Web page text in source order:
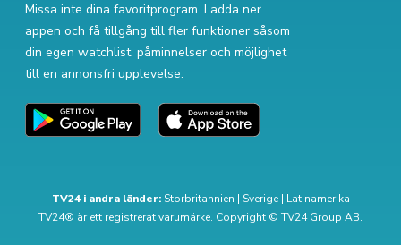
Missa inte dina favoritprogram. Ladda ner
appen och få tillgång till fler funktioner såsom
din egen watchlist, påminnelser och möjlighet
till en annonsfri upplevelse.
TV24 i andra länder: Storbritannien | Sverige| Latinamerika
TV24® är ett registrerat varumärke. Copyright © TV24 Group AB.